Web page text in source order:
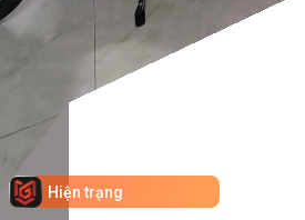
Hiện trạng